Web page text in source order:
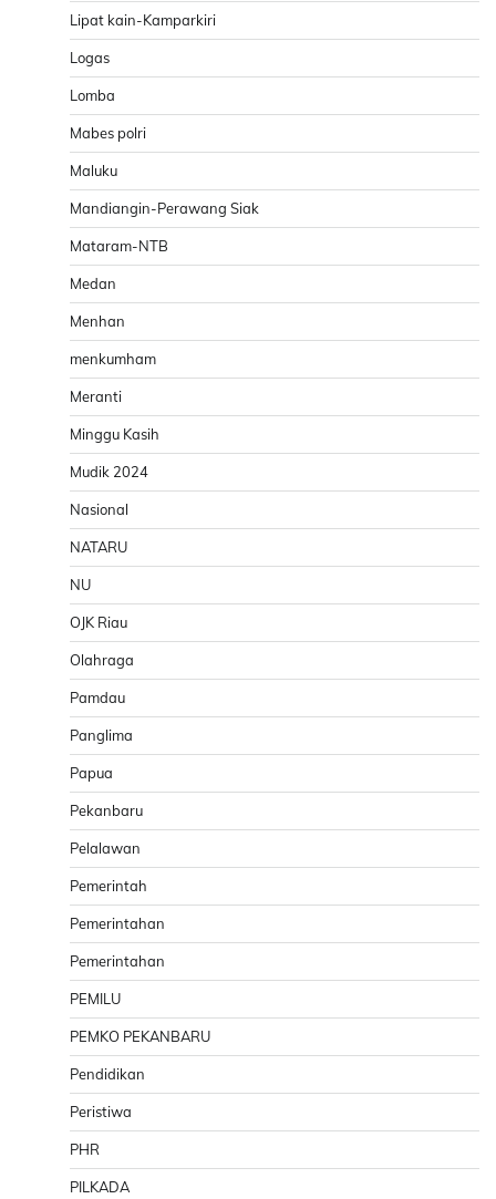
Lipat kain-Kamparkiri
Logas
Lomba
Mabes polri
Maluku
Mandiangin-Perawang Siak
Mataram-NTB
Medan
Menhan
menkumham
Meranti
Minggu Kasih
Mudik 2024
Nasional
NATARU
NU
OJK Riau
Olahraga
Pamdau
Panglima
Papua
Pekanbaru
Pelalawan
Pemerintah
Pemerintahan
Pemerintahan
PEMILU
PEMKO PEKANBARU
Pendidikan
Peristiwa
PHR
PILKADA